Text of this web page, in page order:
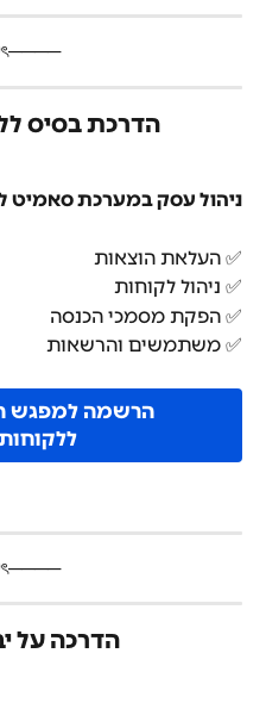
​────୨ৎ────
הדרכת בסיס
ניהול עסק במערכת סאמיט
✅ העלאת הוצאות
✅ ניהול לקוחות
✅ הפקת מסמכי הכנסה
✅ משתמשים והרשאות
הרשמה למפגש
​────୨ৎ────
הדרכה על